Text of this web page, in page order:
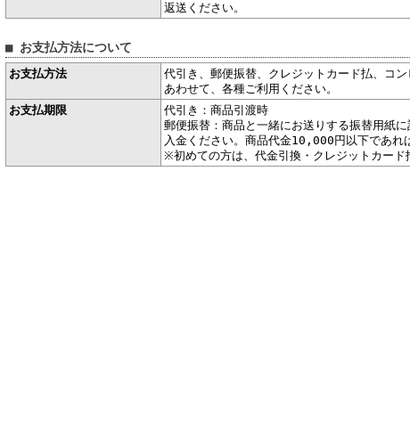
返送ください。
■ お支払方法について
お支払方法
代引き、郵便振替、クレジットカード払、コ
あわせて、各種ご利用ください。
お支払期限
代引き：商品引渡時
郵便振替：商品と一緒にお送りする振替用紙
入金ください。商品代金10,000円以下であれ
※初めての方は、代金引換・クレジットカード